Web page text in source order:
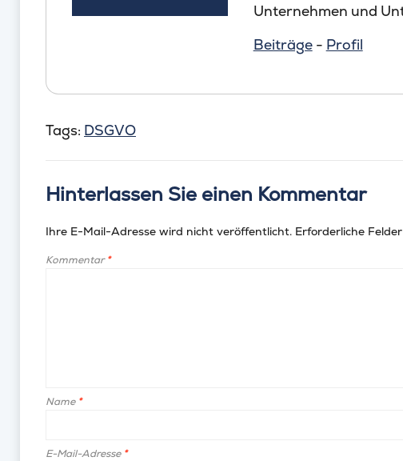
Unternehmen und
Beiträge- Profil
Tags: DSGVO
Hinterlassen Sie einen Kommentar
Ihre E-Mail-Adresse wird nicht veröffentlicht. Erforderliche
Kommentar*
Name *
E-Mail-Adresse *